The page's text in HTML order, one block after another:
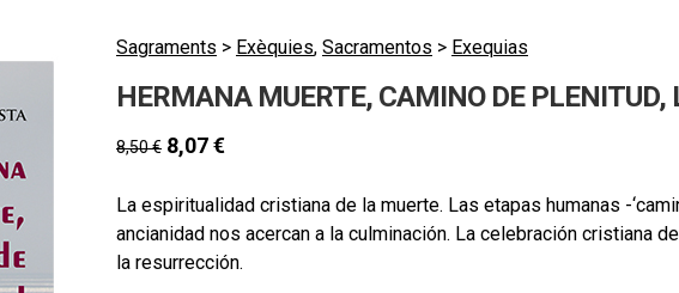
Sagraments > Exèquies, Sacramentos > Exequias
HERMANA MUERTE, CAMINO DE PLENITUD,
8,50€ 8,07€
La espiritualidad cristiana de la muerte. Las etapas humanas -
ancianidad nos acercan a la culminación. La celebración cristiana
la resurrección.